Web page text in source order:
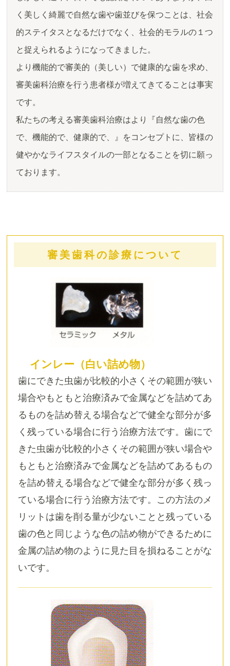
く美しく綺麗で自然な歯や歯並びを保つことは、社会
的ステイタスとなるだけでなく、社会的モラルの１つ
と捉えられるようになってきました。
より機能的で審美的（美しい）で健康的な歯を求め、
審美歯科治療を行う患者様が増えてきてることは事実
です。
私たちの考える審美歯科治療はより『自然な歯の色
で、機能的で、健康的で、』をコンセプトに、皆様の
健やかなライフスタイルの一部となることを切に願っ
ております。
審美歯科の診療について
インレー（白い詰め物）
歯にできた虫歯が比較的小さくその範囲が狭い
場合やもともと治療済みで金属などを詰めてあ
るものを詰め替える場合などで健全な部分が多
く残っている場合に行う治療方法です。歯にで
きた虫歯が比較的小さくその範囲が狭い場合や
もともと治療済みで金属などを詰めてあるもの
を詰め替える場合などで健全な部分が多く残っ
ている場合に行う治療方法です。この方法のメ
リットは歯を削る量が少ないことと残っている
歯の色と同じような色の詰め物ができるために
金属の詰め物のように見た目を損ねることがな
いです。